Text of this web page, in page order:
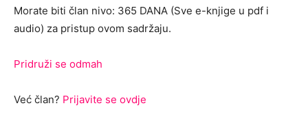
Morate biti član nivo: 365 DANA (Sve e-knjige u pdf i
audio) za pristup ovom sadržaju.
Pridruži se odmah
Već član? Prijavite se ovdje